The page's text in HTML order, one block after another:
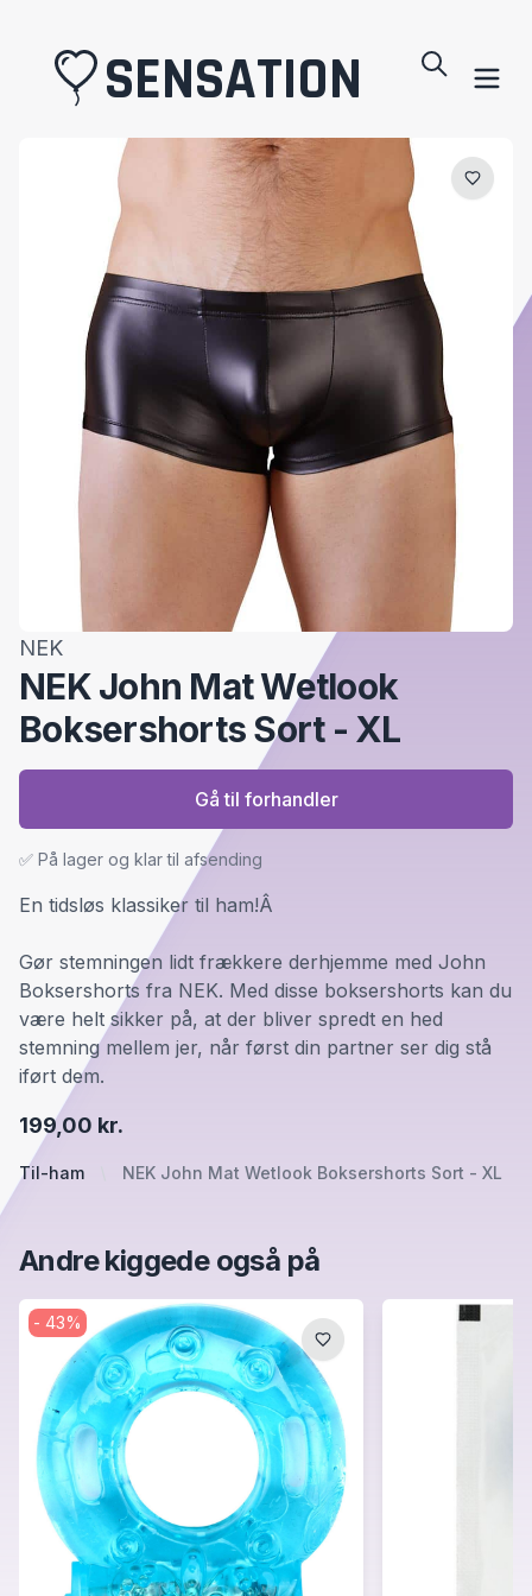
SENSATION
NEK
NEK John Mat Wetlook
Boksershorts Sort - XL
Til-ham NEK John Mat Wetlook Boksershorts Sort - XL
199,00 kr.
En tidsløs klassiker til ham!Â
Gør stemningen lidt frækkere derhjemme med John
Boksershorts fra NEK. Med disse boksershorts kan du
være helt sikker på, at der bliver spredt en hed
stemning mellem jer, når først din partner ser dig stå
iført dem.
✅ På lager og klar til afsending
Gå til forhandler
Andre kiggede også på
- 43%